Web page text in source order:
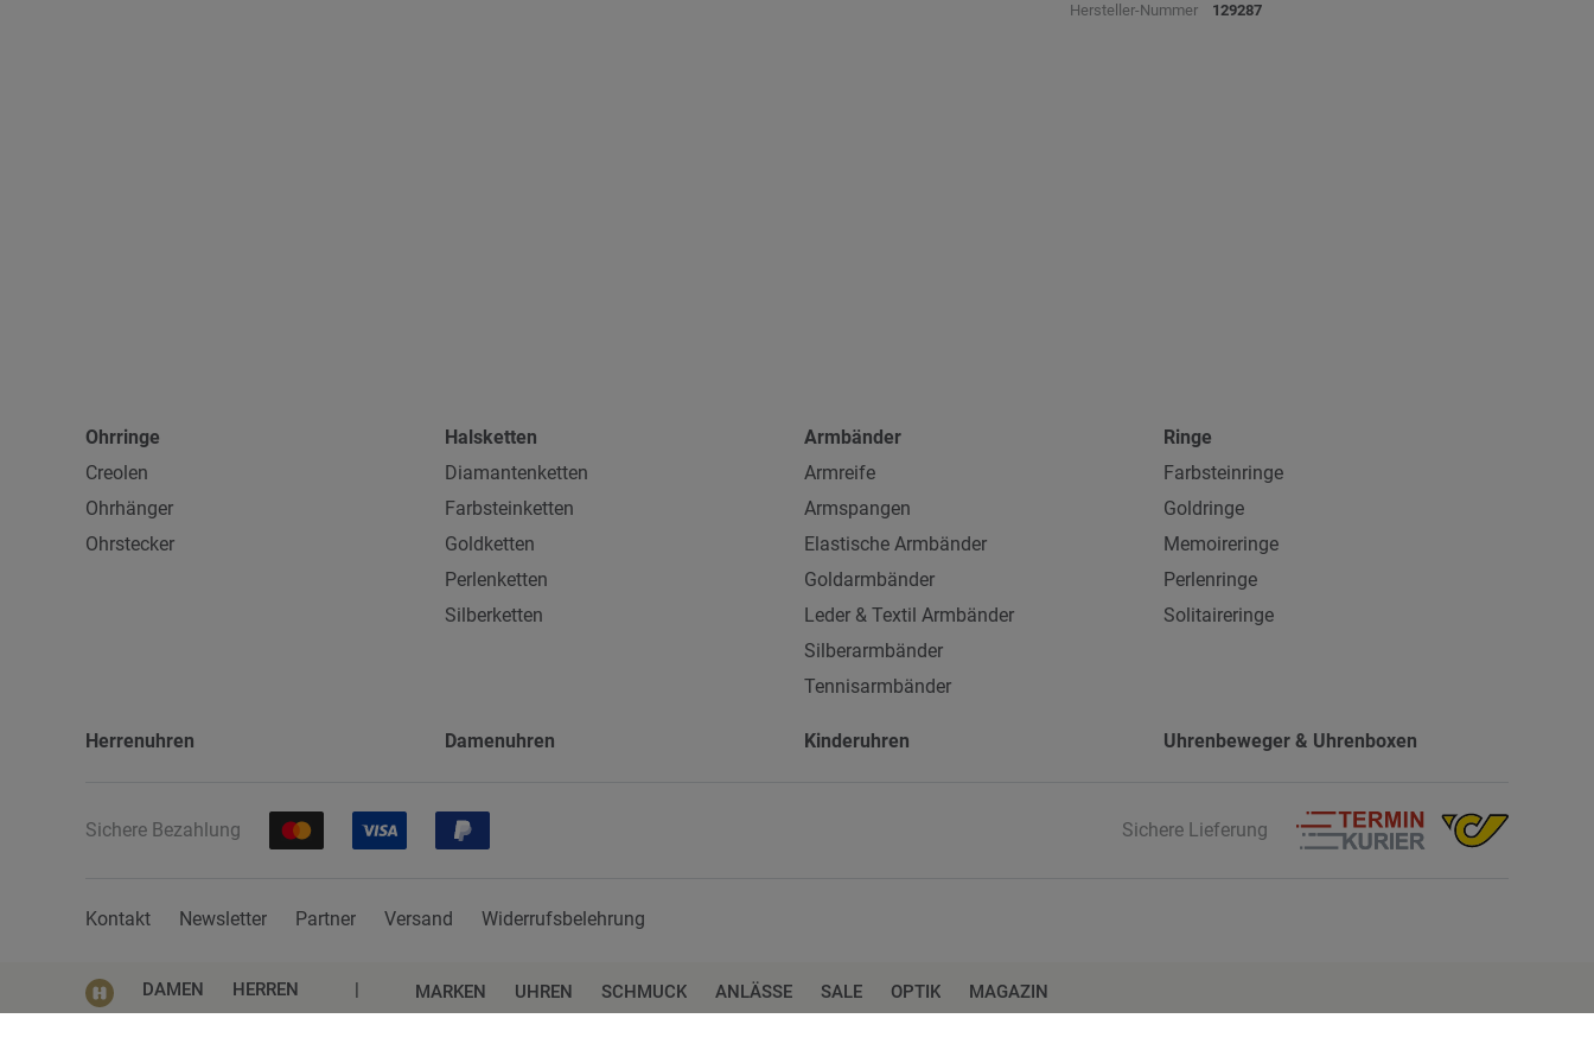
Hersteller-Nummer 129287
Ohrringe
Creolen
Ohrhänger
Ohrstecker
Halsketten
Diamantenketten
Farbsteinketten
Goldketten
Perlenketten
Silberketten
Armbänder
Armreife
Armspangen
Elastische Armbänder
Goldarmbänder
Leder & Textil Armbänder
Silberarmbänder
Tennisarmbänder
Ringe
Farbsteinringe
Goldringe
Memoireringe
Perlenringe
Solitaireringe
Herrenuhren Damenuhren Kinderuhren Uhrenbeweger & Uhrenboxen
Sichere Bezahlung Sichere Lieferung
Kontakt Newsletter Partner Versand Widerrufsbelehrung
DAMEN HERREN | MARKEN UHREN SCHMUCK ANLÄSSE SALE OPTIK MAGAZIN